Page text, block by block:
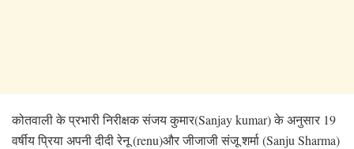
कोतवाली के प्रभारी निरीक्षक संजय कुमार(Sanjay kumar) के अनुसार 19
वर्षीय प्रिया अपनी दीदी रेनू (renu)और जीजाजी संजू शर्मा (Sanju Sharma)